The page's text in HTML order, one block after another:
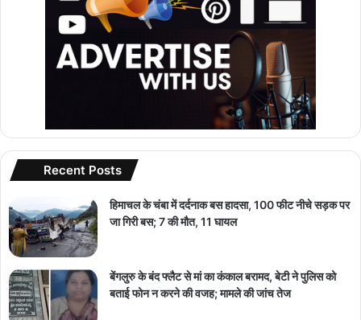
Recent Posts
हिमाचल के चंबा में दर्दनाक बस हादसा, 100 फीट नीचे सड़क पर
जा गिरी बस; 7 की मौत, 11 घायल
बेंगलुरु के बंद फ्लैट से मां का कंकाल बरामद, बेटी ने पुलिस को
बताई फोन न करने की वजह; मामले की जांच तेज